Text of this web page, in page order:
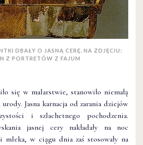
DBAŁY O JASNĄ CERĘ. NA ZDJĘCIU:
Z PORTRETÓW Z FAJUM
się w malarstwie, stanowiło niemałą
Jasna karnacja od zarania dziejów
i szlachetnego pochodzenia.
jasnej cery nakładały na noc
mleka, w ciągu dnia zaś stosowały na